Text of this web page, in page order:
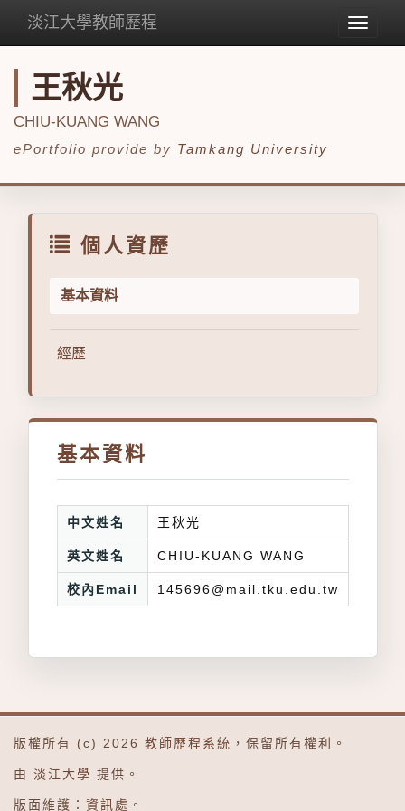
Toggle
淡江大學教師歷程
王秋光
CHIU-KUANG WANG
ePortfolio provide by Tamkang University
個人資歷
基本資料
經歷
基本資料
中文姓名 王秋光
英文姓名 CHIU-KUANG WANG
校內Email 145696@mail.tku.edu.tw
版權所有 (c) 2026 教師歷程系統 ，保留所有權利。
由 淡江大學 提供。
版面維護： 資訊處 。